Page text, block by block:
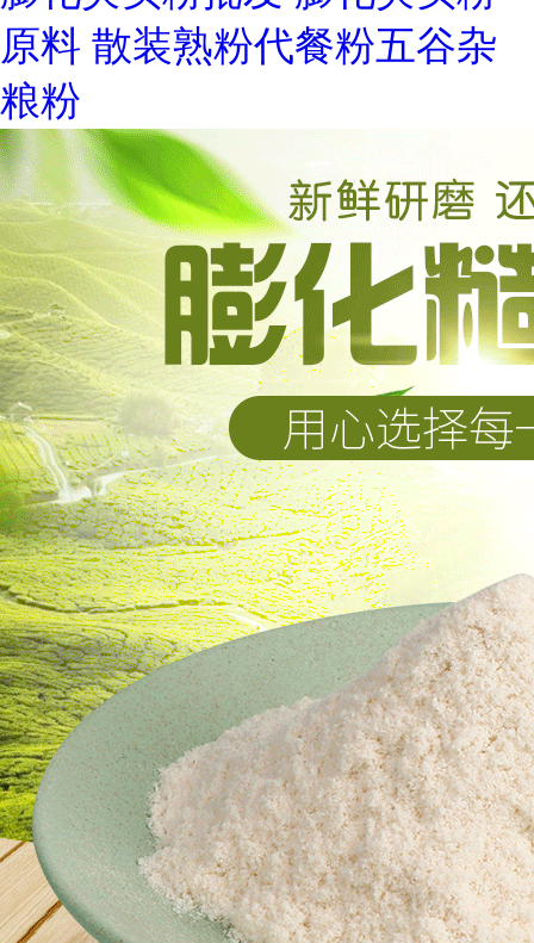
原料 散装熟粉代餐粉五谷杂
粮粉